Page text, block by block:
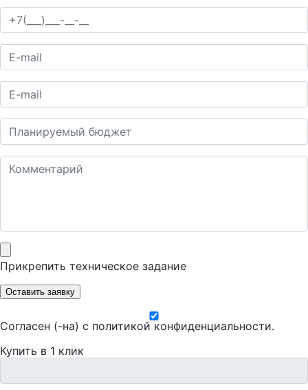
Прикрепить техническое задание
Оставить заявку
Согласен (-на) с политикой конфиденциальности.
Купить в 1 клик